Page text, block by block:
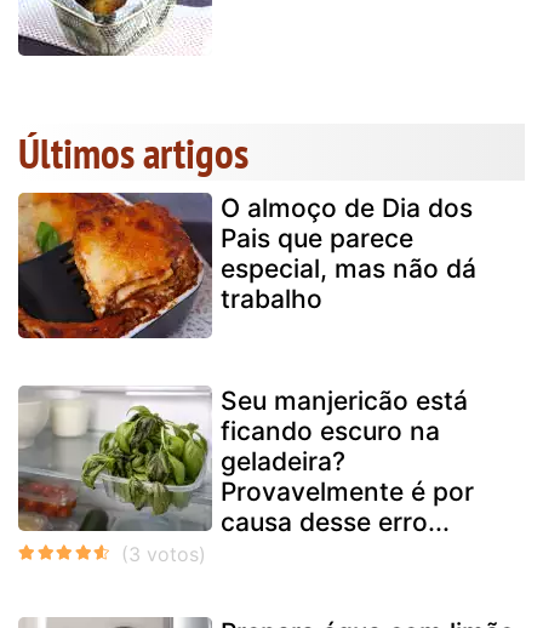
Últimos artigos
O almoço de Dia dos
Pais que parece
especial, mas não dá
trabalho
Seu manjericão está
ficando escuro na
geladeira?
Provavelmente é por
causa desse erro...